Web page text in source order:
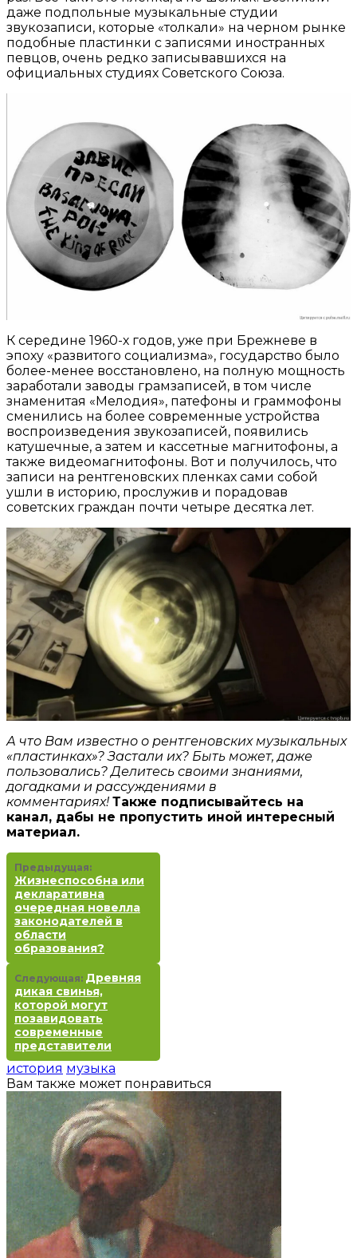
даже подпольные музыкальные студии
звукозаписи, которые «толкали» на черном рынке
подобные пластинки с записями иностранных
певцов, очень редко записывавшихся на
официальных студиях Советского Союза.
К середине 1960-х годов, уже при Брежневе в
эпоху «развитого социализма», государство было
более-менее восстановлено, на полную мощность
заработали заводы грамзаписей, в том числе
знаменитая «Мелодия», патефоны и граммофоны
сменились на более современные устройства
воспроизведения звукозаписей, появились
катушечные, а затем и кассетные магнитофоны, а
также видеомагнитофоны. Вот и получилось, что
записи на рентгеновских пленках сами собой
ушли в историю, прослужив и порадовав
советских граждан почти четыре десятка лет.
А что Вам известно о рентгеновских музыкальных
«пластинках»? Застали их? Быть может, даже
пользовались? Делитесь своими знаниями,
догадками и рассуждениями в
комментариях! Также подписывайтесь на
канал, дабы не пропустить иной интересный
материал.
Предыдущая:
Жизнеспособна или
декларативна
очередная новелла
законодателей в
области
образования?
Следующая: Древняя
дикая свинья,
которой могут
позавидовать
современные
представители
история музыка
Вам также может понравиться